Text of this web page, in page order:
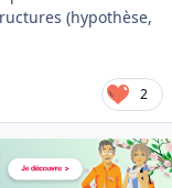
(hypothèse,
2